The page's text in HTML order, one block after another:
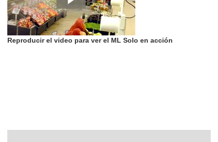
Reproducir el video para ver el ML Solo en acción